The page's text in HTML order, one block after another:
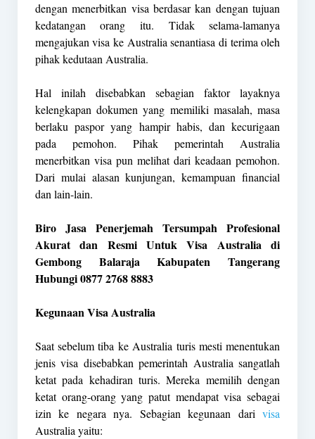
dengan menerbitkan visa berdasar kan dengan tujuan
kedatangan orang itu. Tidak selama-lamanya
mengajukan visa ke Australia senantiasa di terima oleh
pihak kedutaan Australia.
Hal inilah disebabkan sebagian faktor layaknya
kelengkapan dokumen yang memiliki masalah, masa
berlaku paspor yang hampir habis, dan kecurigaan
pada pemohon. Pihak pemerintah Australia
menerbitkan visa pun melihat dari keadaan pemohon.
Dari mulai alasan kunjungan, kemampuan financial
dan lain-lain.
Biro Jasa Penerjemah Tersumpah Profesional
Akurat dan Resmi Untuk Visa Australia di
Gembong Balaraja Kabupaten Tangerang
Hubungi 0877 2768 8883
Kegunaan Visa Australia
Saat sebelum tiba ke Australia turis mesti menentukan
jenis visa disebabkan pemerintah Australia sangatlah
ketat pada kehadiran turis. Mereka memilih dengan
ketat orang-orang yang patut mendapat visa sebagai
izin ke negara nya. Sebagian kegunaan darivisa
Australia yaitu: